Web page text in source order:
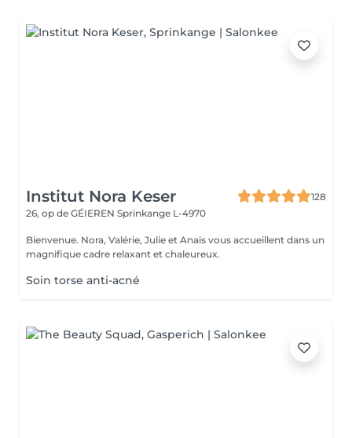
Institut Nora Keser
128
26, op de GÉIEREN Sprinkange L-4970
Bienvenue. Nora, Valérie, Julie et Anaïs vous accueillent dans un
magnifique cadre relaxant et chaleureux.
Soin torse anti-acné